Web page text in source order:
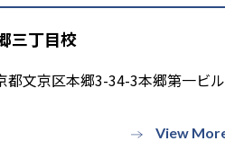
三丁目校
都文京区本郷3-34-3本郷第一ビル